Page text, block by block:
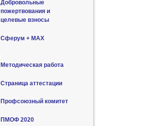
Добровольные
пожертвования и
целевые взносы
Сферум + MAX
Методическая работа
Страница аттестации
Профсоюзный комитет
ПМОФ 2020